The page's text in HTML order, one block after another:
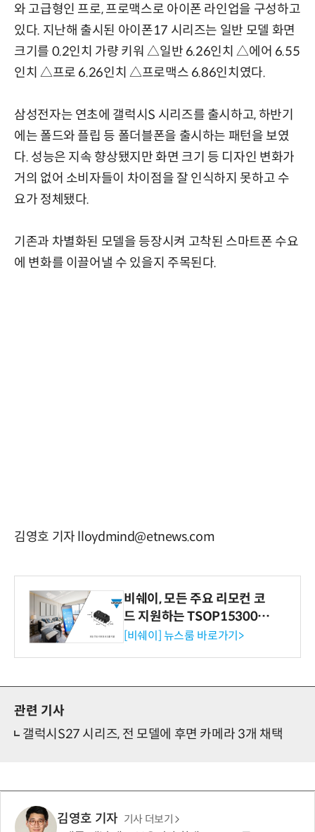
와 고급형인 프로, 프로맥스로 아이폰 라인업을 구성하고
있다. 지난해 출시된 아이폰17 시리즈는 일반 모델 화면
크기를 0.2인치 가량 키워 △일반 6.26인치 △에어 6.55
인치 △프로 6.26인치 △프로맥스 6.86인치였다.
삼성전자는 연초에 갤럭시S 시리즈를 출시하고, 하반기
에는 폴드와 플립 등 폴더블폰을 출시하는 패턴을 보였
다. 성능은 지속 향상됐지만 화면 크기 등 디자인 변화가
거의 없어 소비자들이 차이점을 잘 인식하지 못하고 수
요가 정체됐다.
기존과 차별화된 모델을 등장시켜 고착된 스마트폰 수요
에 변화를 이끌어낼 수 있을지 주목된다.
김영호 기자 lloydmind@etnews.com
비쉐이, 모든 주요 리모컨 코
드 지원하는 TSOP15300 시
리즈 IR 수신기 출시
[비쉐이] 뉴스룸 바로가기>
관련 기사
갤럭시S27 시리즈, 전 모델에 후면 카메라 3개 채택
김영호 기자 기사 더보기